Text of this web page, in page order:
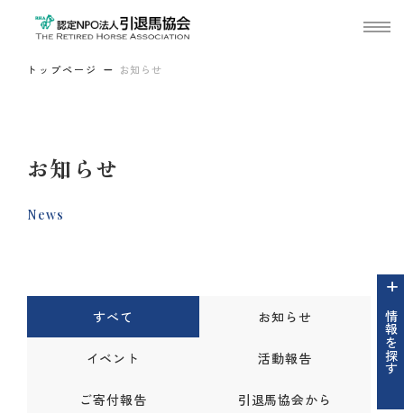
トップページ お知らせ
お知らせ
News
情報を探す
すべて お知らせ
イベント 活動報告
ご寄付報告 引退馬協会から